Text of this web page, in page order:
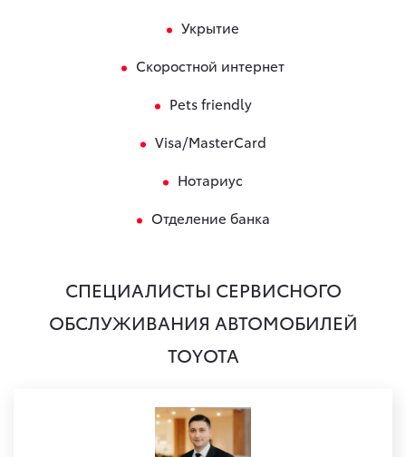
Укрытие
Скоростной интернет
Pets friendly
Visa/MasterCard
Нотариус
Отделение банка
СПЕЦИАЛИСТЫ СЕРВИСНОГО
ОБСЛУЖИВАНИЯ АВТОМОБИЛЕЙ
TOYOTA